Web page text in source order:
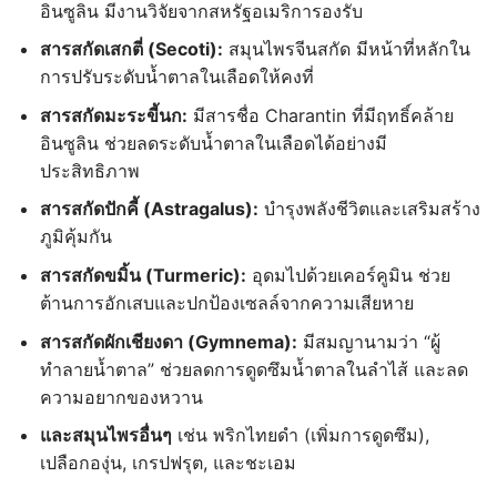
อินซูลิน มีงานวิจัยจากสหรัฐอเมริการองรับ
สารสกัดเสกตี่ (Secoti): สมุนไพรจีนสกัด มีหน้าที่หลักใน
การปรับระดับน้ำตาลในเลือดให้คงที่
สารสกัดมะระขี้นก: มีสารชื่อ Charantin ที่มีฤทธิ์คล้าย
อินซูลิน ช่วยลดระดับน้ำตาลในเลือดได้อย่างมี
ประสิทธิภาพ
สารสกัดปักคี้ (Astragalus): บำรุงพลังชีวิตและเสริมสร้าง
ภูมิคุ้มกัน
สารสกัดขมิ้น (Turmeric): อุดมไปด้วยเคอร์คูมิน ช่วย
ต้านการอักเสบและปกป้องเซลล์จากความเสียหาย
สารสกัดผักเชียงดา (Gymnema): มีสมญานามว่า “ผู้
ทำลายน้ำตาล” ช่วยลดการดูดซึมน้ำตาลในลำไส้ และลด
ความอยากของหวาน
และสมุนไพรอื่นๆ เช่น พริกไทยดำ (เพิ่มการดูดซึม),
เปลือกองุ่น, เกรปฟรุต, และชะเอม